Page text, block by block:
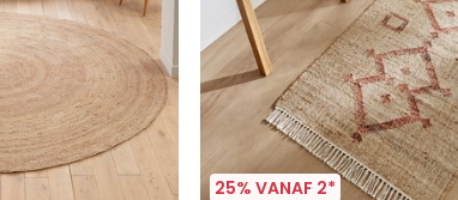
25% VANAF 2*